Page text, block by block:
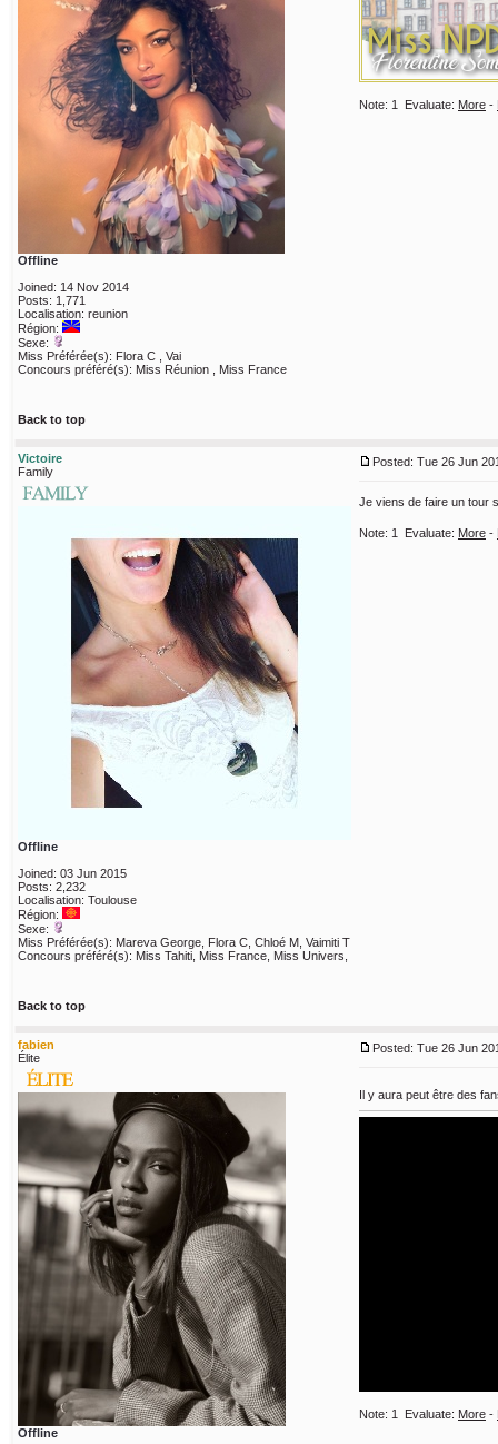
Offline
Joined: 14 Nov 2014
Posts: 1,771
Localisation: reunion
Région:
Sexe:
Miss Préférée(s): Flora C , Vai
Concours préféré(s): Miss Réunion , Miss France
Note: 1 Evaluate: More -
Back to top
Victoire
Family
Offline
Joined: 03 Jun 2015
Posts: 2,232
Localisation: Toulouse
Région:
Sexe:
Miss Préférée(s): Mareva George, Flora C, Chloé M, Vaimiti T
Concours préféré(s): Miss Tahiti, Miss France, Miss Univers,
Posted: Tue 26 Jun
Je viens de faire un tour
Note: 1 Evaluate: More -
Back to top
fabien
Élite
Offline
Posted: Tue 26 Jun
Il y aura peut être des
Note: 1 Evaluate: More -